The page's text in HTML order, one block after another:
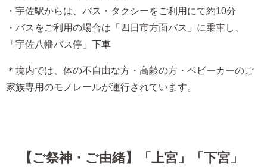
・宇佐駅からは、バス・タクシーをご利用にて約10分
・バスをご利用の場合は「四日市方面バス」に乗車し、
「宇佐八幡バス停」下車
＊境内では、体の不自由な方・高齢の方・ベビーカーのご
家族専用のモノレールが運行されています。
【ご祭神・ご由緒】「上宮」「下宮」